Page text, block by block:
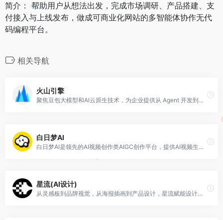
简介： 帮助用户从想法出发，完成市场调研、产品搭建、支
付接入与上线发布，做成可商业化网站的多智能体协作无代
码编程平台。
相关导航
火山引擎
聚焦豆包大模型和AI云原生技术，为企业提供从 Agent 开发到部署的一站式服务，助力企业AI转型与创新发展。
白日梦AI
白日梦AI是领先的AI视频创作类AIGC创作平台，提供AI视频生成、AI视频编辑、AI视频制作等服务，帮助用户快速创作出高质量的AI视频内容。
星流(AI设计)
从灵感板到品牌视觉，从海报插画到产品设计，星流赋能设计师打破边界，让每一个创意精准落地。